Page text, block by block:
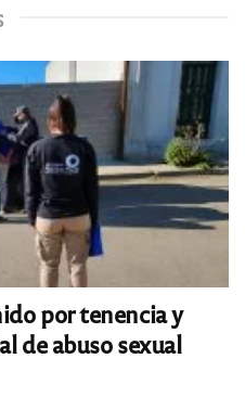
por tenencia y
de abuso sexual